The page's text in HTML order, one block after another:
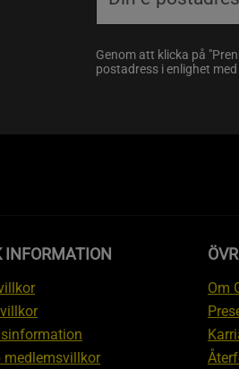
Genom att klicka på
postadress i enlighet
INFORMATION
medlemsvillkor
Om